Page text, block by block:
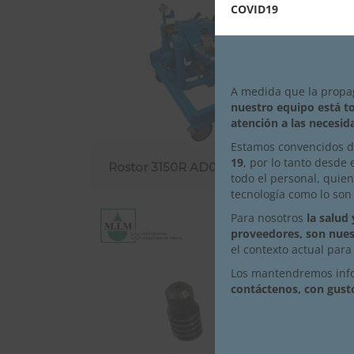
Rostor 3150R AD03
COVID19
A medida que la
nuestro equipo está
atención a las
Estamos convencidos
19, por lo tanto desde
todo el personal,
tecnología como lo
Para nosotros la salud
proveedores, son
el contexto actual
Los mantendremos
contáctenos, con